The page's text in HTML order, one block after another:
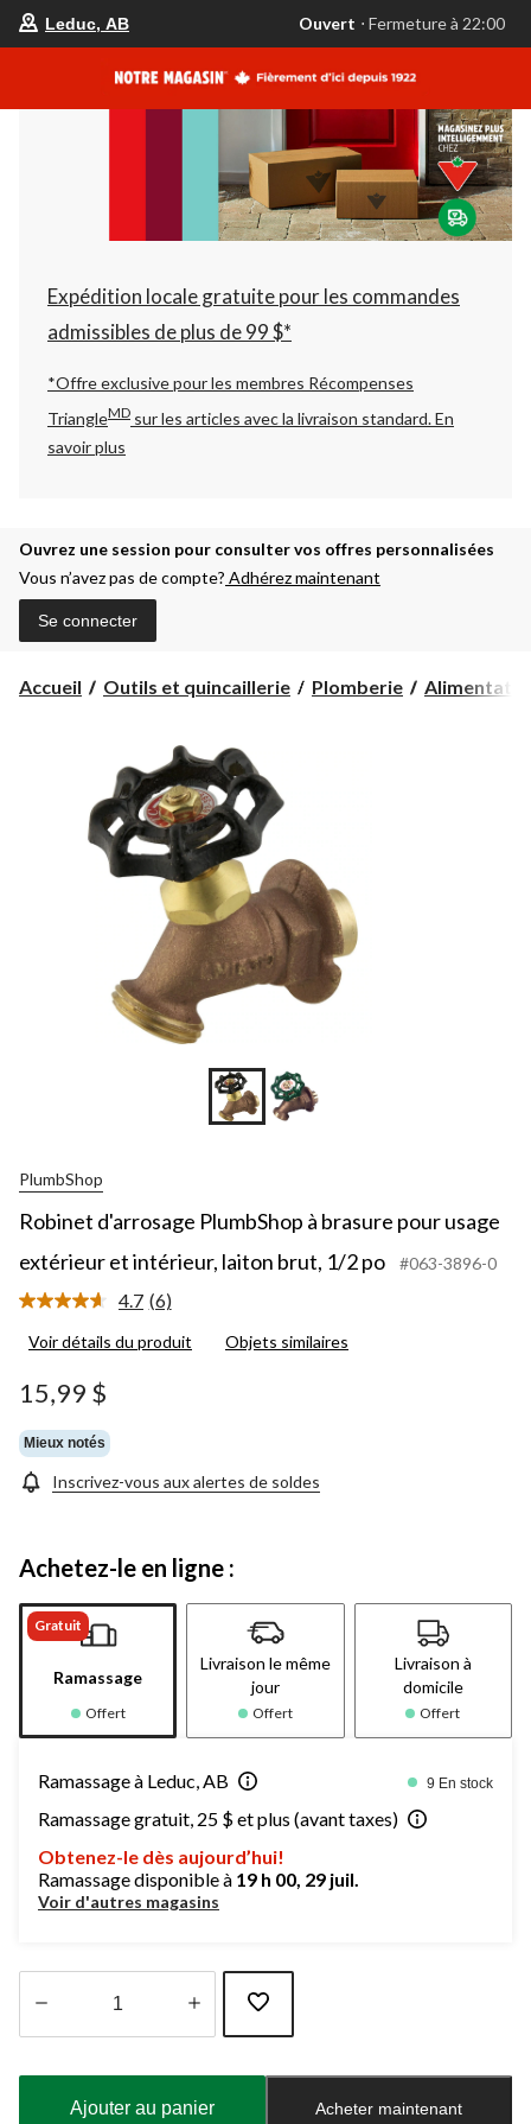
votre
est
AB,
Ouvert,
Fermeture
à
22:00
changer
Leduc, AB Ouvert ⋅ Fermeture à 22:00
Expédition locale gratuite pour les commandes
admissibles de plus de 99 $*
*Offre exclusive pour les membres Récompenses
TriangleMD sur les articles avec la livraison standard.En
savoir plus
Ouvrez une session pour consulter vos offres personnalisées
Vous n’avez pas de compte? Adhérez maintenant
Se connecter
Accueil Outils et quincaillerie Plomberie
PlumbShop
Robinet d'arrosage PlumbShop à brasure pour usage
extérieur et intérieur, laiton brut, 1/2 po
#063-3896-0
4.7 Lire
6
(6)
Voir détails du produit Objets similaires
15,99 $
Mieux notés
Inscrivez-vous aux alertes de soldes
Achetez-le en ligne :
Gratuit
Ramassage
Offert
Livraison le même
jour
Offert
Livraison à
domicile
Offert
Ramassage à Leduc, AB 9 En stock
Ramassage gratuit, 25 $ et plus (avant taxes)
Obtenez-le dès aujourd’hui!
Ramassage disponible à 19 h 00, 29 juil.
Voir d'autres magasins
Ajouter au panier Acheter maintenant